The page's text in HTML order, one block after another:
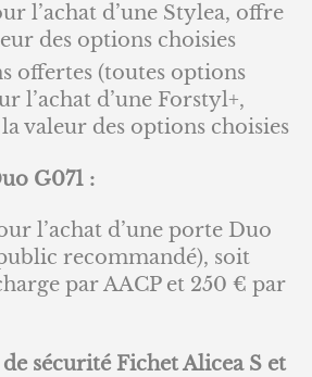
l’achat d’une Stylea, offre
des options choisies
offertes (toutes options
l’achat d’une Forstyl+,
valeur des options choisies
G071 :
l’achat d’une porte Duo
recommandé), soit
par AACP et 250 € par
de sécurité Fichet Alicea S et